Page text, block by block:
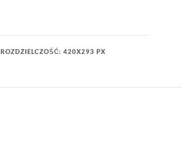
ROZDZIELCZOŚĆ: 420X293 PX